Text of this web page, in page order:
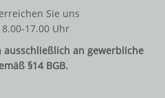
Sie uns
17.00 Uhr
an gewerbliche
§14 BGB.